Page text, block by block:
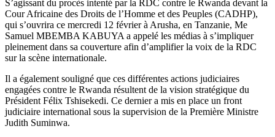
S’agissant du procès intenté par la RDC contre le Rwanda devant la
Cour Africaine des Droits de l’Homme et des Peuples (CADHP),
qui s’ouvrira ce mercredi 12 février à Arusha, en Tanzanie, Me
Samuel MBEMBA KABUYA a appelé les médias à s’impliquer
pleinement dans sa couverture afin d’amplifier la voix de la RDC
sur la scène internationale.
Il a également souligné que ces différentes actions judiciaires
engagées contre le Rwanda résultent de la vision stratégique du
Président Félix Tshisekedi. Ce dernier a mis en place un front
judiciaire international sous la supervision de la Première Ministre
Judith Suminwa.